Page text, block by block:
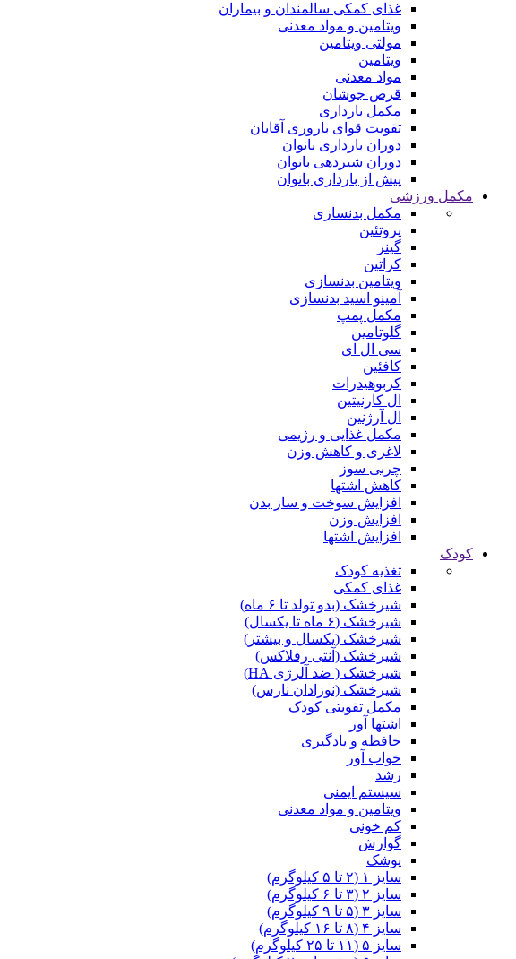
غذای کمکی سالمندان و بیماران
ویتامین و مواد معدنی
مولتی ویتامین
ویتامین
مواد معدنی
قرص جوشان
مکمل بارداری
تقویت قوای باروری آقایان
دوران بارداری بانوان
دوران شیردهی بانوان
پیش از بارداری بانوان
مکمل ورزشی
مکمل بدنسازی
پروتئین
گینر
کراتین
ویتامین بدنسازی
آمینو اسید بدنسازی
مکمل پمپ
گلوتامین
سی ال ای
کافئین
کربوهیدرات
ال کارنیتین
ال آرژنین
مکمل غذایی و رژیمی
لاغری و کاهش وزن
چربی سوز
کاهش اشتها
افزایش سوخت و ساز بدن
افزایش وزن
افزایش اشتها
کودک
تغذیه کودک
غذای کمکی
شیرخشک (بدو تولد تا ۶ ماه)
شیرخشک (۶ ماه تا یکسال)
شیرخشک (یکسال و بیشتر)
شیرخشک (آنتی رفلاکس)
شیرخشک ( ضد آلرژی HA)
شیرخشک (نوزادان نارس)
مکمل تقویتی کودک
اشتها آور
حافظه و یادگیری
خواب آور
رشد
سیستم ایمنی
ویتامین و مواد معدنی
کم خونی
گوارش
پوشک
سایز ۱ (۲ تا ۵ کیلوگرم)
سایز ۲ (۳ تا ۶ کیلوگرم)
سایز ۳ (۵ تا ۹ کیلوگرم)
سایز ۴ (۸ تا ۱۶ کیلوگرم)
سایز ۵ (۱۱ تا ۲۵ کیلوگرم)